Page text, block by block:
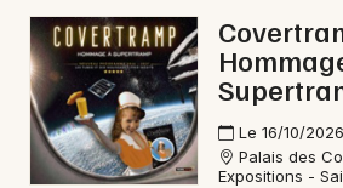
22 - Côtes d'Armor
Choisir mes départements
Le 16/10/2026
Palais des
Expositions -